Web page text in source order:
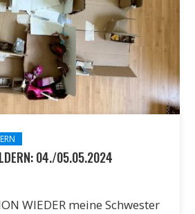
04./05.05.2024
WIEDER meine Schwester